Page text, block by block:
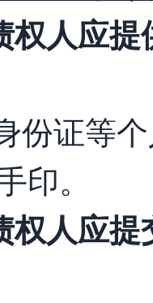
权人应
份证等
印。
权人应